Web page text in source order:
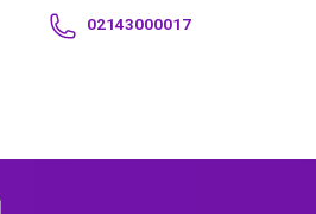
02143000017